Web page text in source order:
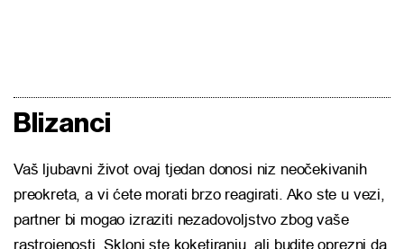
Blizanci
Vaš ljubavni život ovaj tjedan donosi niz neočekivanih
preokreta, a vi ćete morati brzo reagirati. Ako ste u vezi,
partner bi mogao izraziti nezadovoljstvo zbog vaše
rastrojenosti. Skloni ste koketiranju, ali budite oprezni da